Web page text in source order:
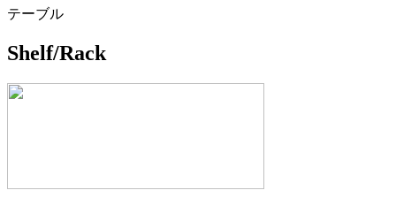
テーブル
Shelf/Rack